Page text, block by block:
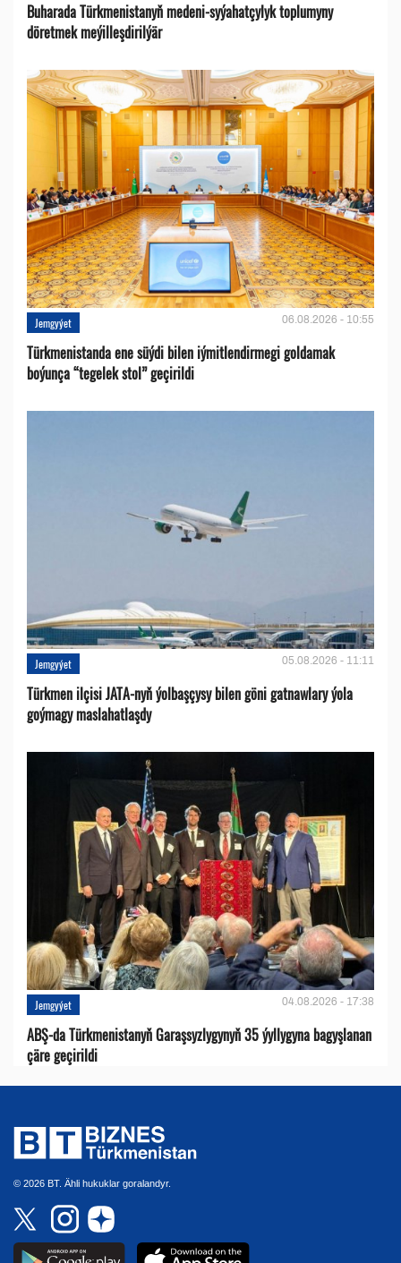
Buharada Türkmenistanyň medeni-syýahatçylyk toplumyny
döretmek meýilleşdirilýär
Jemgyýet 06.08.2026 - 10:55
Türkmenistanda ene süýdi bilen iýmitlendirmegi goldamak
boýunça “tegelek stol” geçirildi
Jemgyýet 05.08.2026 - 11:11
Türkmen ilçisi JATA-nyň ýolbaşçysy bilen göni gatnawlary ýola
goýmagy maslahatlaşdy
Jemgyýet 04.08.2026 - 17:38
ABŞ-da Türkmenistanyň Garaşsyzlygynyň 35 ýyllygyna bagyşlanan
çäre geçirildi
© 2026 BT. Ähli hukuklar goralandyr.